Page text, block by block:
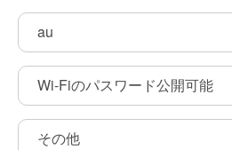
au
Wi-Fiのパスワード公開可能
その他